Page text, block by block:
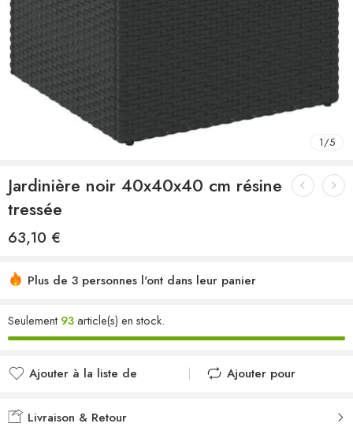
1/5
Jardinière noir 40x40x40 cm résine
tressée
63,10 €
Plus de 3 personnes l'ont dans leur panier
Seulement 93article(s) en stock.
Ajouter à la liste de
Ajouté à la liste de
Ajouter pour
Livraison & Retour